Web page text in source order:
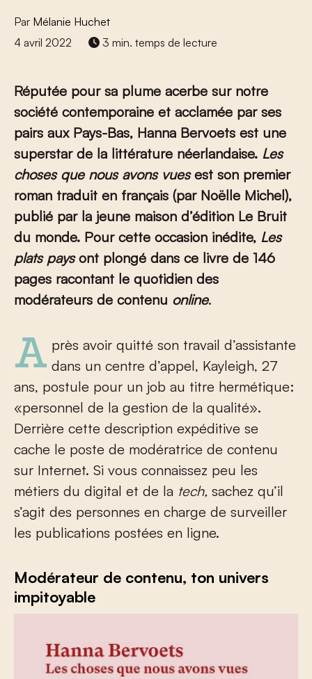
Par Mélanie Huchet
4 avril 2022
3 min. temps de lecture
Réputée pour sa plume acerbe sur notre
société contemporaine et acclamée par ses
pairs aux Pays-Bas, Hanna Bervoets est une
superstar de la littérature néerlandaise. Les
choses que nous avons vuesest son premier
roman traduit en français (par Noëlle Michel),
publié par la jeune maison d’édition Le Bruit
du monde. Pour cette occasion inédite, Les
plats paysont plongé dans ce livre de 146
pages racontant le quotidien des
modérateurs de contenu online.
Après avoir quitté son travail d’assistante dans un centre d’appel, Kayleigh, 27
ans, postule pour un job au titre hermétique:
«personnel de la gestion de la qualité».
Derrière cette description expéditive se
cache le poste de modératrice de contenu
sur Internet. Si vous connaissez peu les
métiers du digital et de la tech, sachez qu’il
s’agit des personnes en charge de surveiller
les publications postées en ligne.
Modérateur de contenu, ton univers
impitoyable